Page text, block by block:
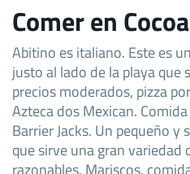
Comer en
Abitino es italiano. Este es
justo al lado de la playa que
precios moderados, pizza
Azteca dos Mexican.
Barrier Jacks. Un pequeño
que sirve una gran variedad
razonables. Mariscos,